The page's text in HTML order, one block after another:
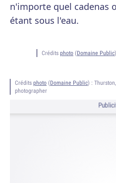
n'importe quel cadenas
étant sous l'eau.
Crédits photo (Domaine Public
Crédits photo (Domaine Public) :
photographer